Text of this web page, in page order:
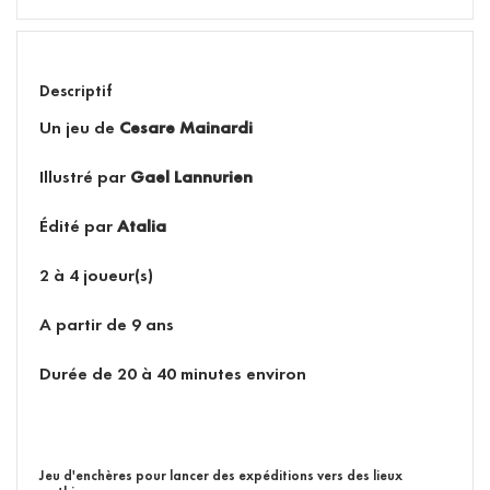
Descriptif
Un jeu de Cesare Mainardi
Illustré par Gael Lannurien
Édité par Atalia
2 à 4 joueur(s)
A partir de 9 ans
Durée de 20 à 40 minutes environ
Jeu d'enchères pour lancer des expéditions vers des lieux